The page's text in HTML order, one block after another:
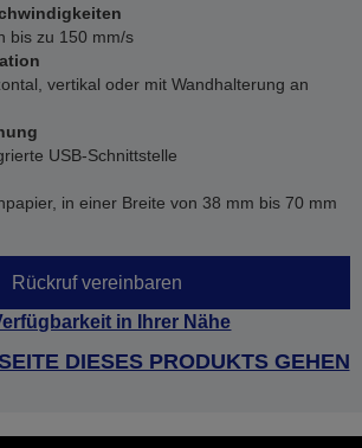
bis zu 150 mm/s
vertikal oder mit Wandhalterung an
USB-Schnittstelle
in einer Breite von 38 mm bis 70 mm
Rückruf vereinbaren
in Ihrer Nähe
DIESES PRODUKTS GEHEN